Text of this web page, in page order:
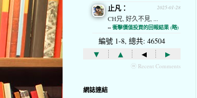
2025-01-28
止凡：
CH兄, 好久不見, ...
-- 衝擊價值投資的回報結果 (略)
編號 1-8, 總共: 46504
▾ ▴ ◂ ▸
ⓦ Recent Comments
網誌連結